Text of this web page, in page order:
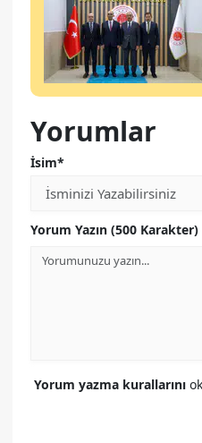
Yorumlar
İsim*
Yorum Yazın (500 Karakter)
Yorum yazma kurallarını